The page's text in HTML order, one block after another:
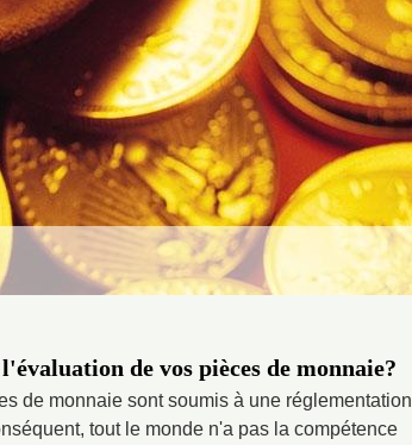
de vos pièces de monnaie?
de monnaie sont soumis à une réglementation
tout le monde n'a pas la compétence